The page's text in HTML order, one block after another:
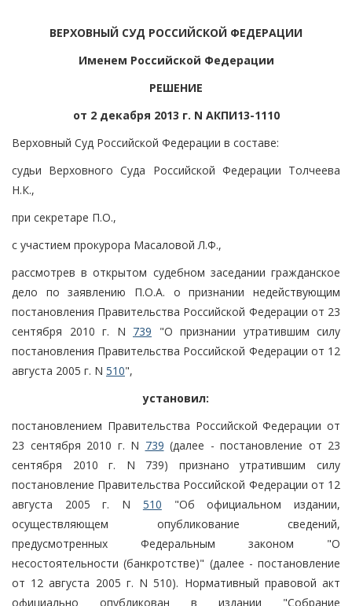
ВЕРХОВНЫЙ СУД РОССИЙСКОЙ ФЕДЕРАЦИИ
Именем Российской Федерации
РЕШЕНИЕ
от 2 декабря 2013 г. N АКПИ13-1110
Верховный Суд Российской Федерации в составе:
судьи Верховного Суда Российской Федерации Толчеева
Н.К.,
при секретаре П.О.,
с участием прокурора Масаловой Л.Ф.,
рассмотрев в открытом судебном заседании гражданское
дело по заявлению П.О.А. о признании недействующим
постановления Правительства Российской Федерации от 23
сентября 2010 г. N 739 "О признании утратившим силу
постановления Правительства Российской Федерации от 12
августа 2005 г. N 510",
установил:
постановлением Правительства Российской Федерации от
23 сентября 2010 г. N 739 (далее - постановление от 23
сентября 2010 г. N 739) признано утратившим силу
постановление Правительства Российской Федерации от 12
августа 2005 г. N 510 "Об официальном издании,
осуществляющем опубликование сведений,
предусмотренных Федеральным законом "О
несостоятельности (банкротстве)" (далее - постановление
от 12 августа 2005 г. N 510). Нормативный правовой акт
официально опубликован в издании "Собрание